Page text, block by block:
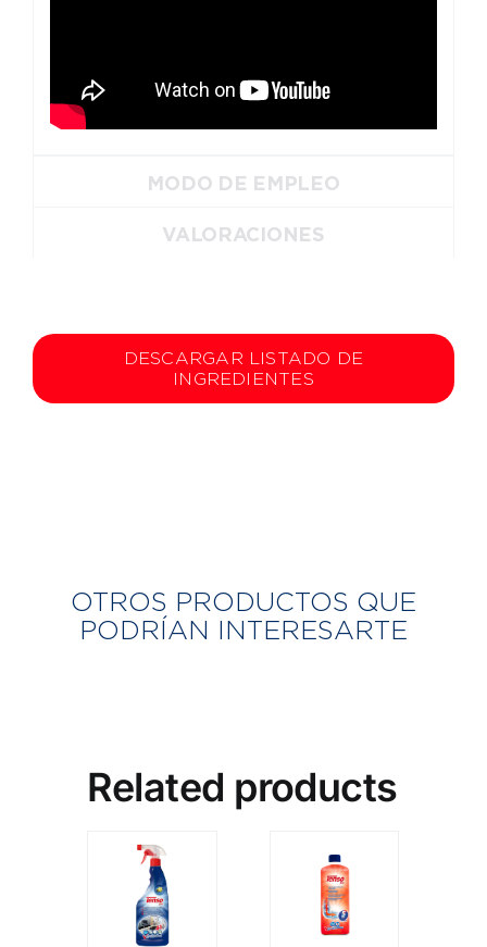
MODO DE EMPLEO
VALORACIONES
DESCARGAR LISTADO DE
INGREDIENTES
OTROS PRODUCTOS QUE
PODRÍAN INTERESARTE
Related products